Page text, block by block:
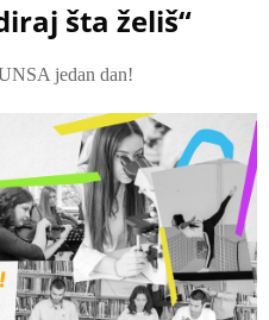
šta želiš“
jedan dan!